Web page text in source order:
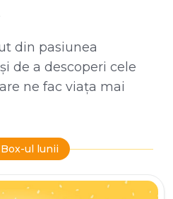
din pasiunea
de a descoperi cele
ne fac viața mai
ul lunii